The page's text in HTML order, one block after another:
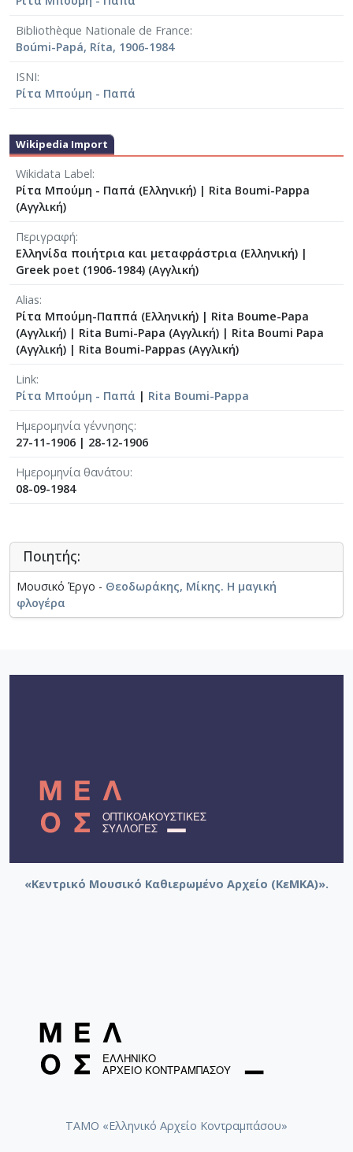
Bibliothèque Nationale de France
Boúmi-Papá, Ríta, 1906-1984
ISNI
Ρίτα Μπούμη - Παπά
Wikipedia Import
Wikidata Label
Ρίτα Μπούμη - Παπά (Ελληνική) | Rita Boumi-Pappa
(Αγγλική)
Περιγραφή
Ελληνίδα ποιήτρια και μεταφράστρια (Ελληνική) |
Greek poet (1906-1984) (Αγγλική)
Alias
Ρίτα Μπούμη-Παππά (Ελληνική) | Rita Boume-Papa
(Αγγλική) | Rita Bumi-Papa (Αγγλική) | Rita Boumi Papa
(Αγγλική) | Rita Boumi-Pappas (Αγγλική)
Link
Ρίτα Μπούμη - Παπά | Rita Boumi-Pappa
Ημερομηνία γέννησης
27-11-1906 | 28-12-1906
Ημερομηνία θανάτου
08-09-1984
Ποιητής:
Μουσικό Έργο - Θεοδωράκης, Μίκης. Η μαγική
φλογέρα
«Κεντρικό Μουσικό Καθιερωμένο Αρχείο (ΚεΜΚΑ)».
ΤΑΜΟ «Ελληνικό Αρχείο Κοντραμπάσου»